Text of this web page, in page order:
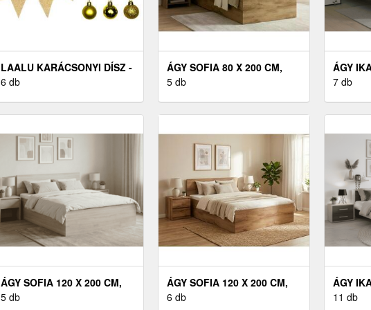
LAALU KARÁCSONYI DÍSZ -
ARANY KARÁCSONY
6 db
ÁGY SOFIA 80 X 200 CM,
ARTISAN TÖLGY MATRAC:
5 db
ÁGY
FEHÉR
7 db
ÁGY SOFIA 120 X 200 CM,
SONOMA TÖLGY MATRAC:
5 db
ÁGY SOFIA 120 X 200 CM,
ARTISAN TÖLGY MATRAC:
6 db
ÁGY
FEHÉR/
11 db